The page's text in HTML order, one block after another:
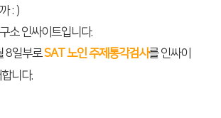
: )
소 인싸이트입니다.
8일부로SAT 노인 주제통각검사를 인싸이
니다.